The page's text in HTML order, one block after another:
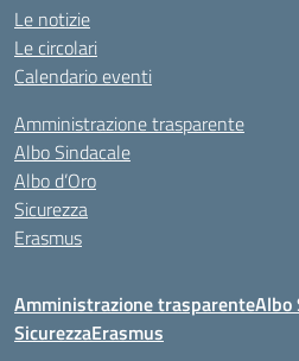
Le notizie
Le circolari
Calendario eventi
Amministrazione trasparente
Albo Sindacale
Albo d’Oro
Sicurezza
Erasmus
Amministrazione trasparenteAlbo
SicurezzaErasmus